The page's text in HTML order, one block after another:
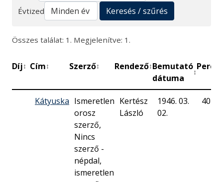
Évtized
Keresés / szűrés
Összes találat: 1. Megjelenítve: 1.
Díj↕ Cím↕ Szerző↕ Rendező↕Bemutató
dátuma
↕
Perc
Kátyuska Ismeretlen
orosz
szerző,
Nincs
szerző -
népdal,
ismeretlen
Kertész
László
1946. 03.
02.
40